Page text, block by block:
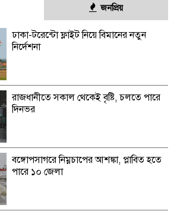
জনপ্রিয়
ঢাকা-টরেন্টো ফ্লাইট নিয়ে বিমানের নতুন
নির্দেশনা
রাজধানীতে সকাল থেকেই বৃষ্টি, চলতে পারে
দিনভর
বঙ্গোপসাগরে নিম্নচাপের আশঙ্কা, প্লাবিত হতে
পারে ১০ জেলা